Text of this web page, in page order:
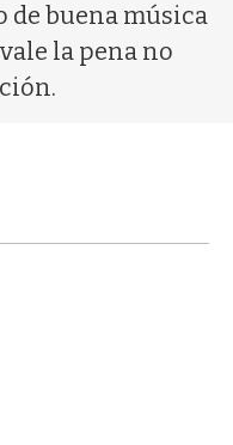
de buena música
la pena no